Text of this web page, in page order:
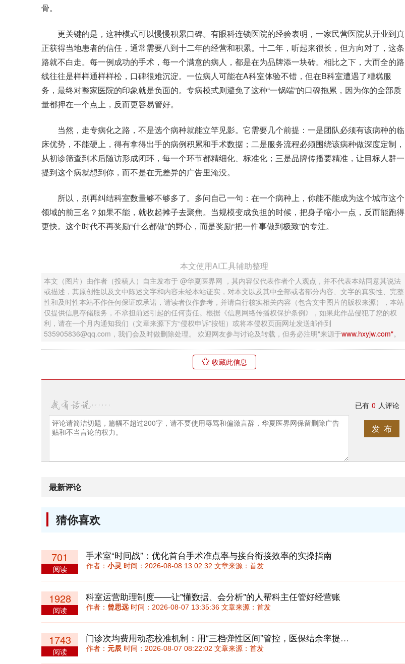
骨。
更关键的是，这种模式可以慢慢积累口碑。有眼科连锁医院的经验表明，一家民营医院从开业到真
正获得当地患者的信任，通常需要八到十二年的经营和积累。十二年，听起来很长，但方向对了，这条
路就不白走。每一例成功的手术，每一个满意的病人，都是在为品牌添一块砖。相比之下，大而全的路
线往往是样样通样样松，口碑很难沉淀。一位病人可能在A科室体验不错，但在B科室遭遇了糟糕服
务，最终对整家医院的印象就是负面的。专病模式则避免了这种“一锅端”的口碑拖累，因为你的全部质
量都押在一个点上，反而更容易管好。
当然，走专病化之路，不是选个病种就能立竿见影。它需要几个前提：一是团队必须有该病种的临
床优势，不能硬上，得有拿得出手的病例积累和手术数据；二是服务流程必须围绕该病种做深度定制，
从初诊筛查到术后随访形成闭环，每一个环节都精细化、标准化；三是品牌传播要精准，让目标人群一
提到这个病就想到你，而不是在无差异的广告里淹没。
所以，别再纠结科室数量够不够多了。多问自己一句：在一个病种上，你能不能成为这个城市这个
领域的前三名？如果不能，就收起摊子去聚焦。当规模变成负担的时候，把身子缩小一点，反而能跑得
更快。这个时代不再奖励“什么都做”的野心，而是奖励“把一件事做到极致”的专注。
本文使用AI工具辅助整理
本文（图片）由作者（投稿人）自主发布于 @华夏医界网 ，其内容仅代表作者个人观点，并不代表本站同意其说法
或描述，其原创性以及文中陈述文字和内容未经本站证实，对本文以及其中全部或者部分内容、文字的真实性、完整
性和及时性本站不作任何保证或承诺，请读者仅作参考，并请自行核实相关内容（包含文中图片的版权来源），本站
仅提供信息存储服务，不承担前述引起的任何责任。根据《信息网络传播权保护条例》，如果此作品侵犯了您的权
利，请在一个月内通知我们（文章来源下方“侵权申诉”按钮）或将本侵权页面网址发送邮件到
535905836@qq.com，我们会及时做删除处理。 欢迎网友参与讨论及转载，但务必注明"来源于www.hxyjw.com"。
收藏此信息
已有 0 人评论
发 布
最新评论
猜你喜欢
701
阅读
手术室“时间战”：优化首台手术准点率与接台衔接效率的实操指南
作者： 小灵 时间：2026-08-08 13:02:32 文章来源：首发
1928
阅读
科室运营助理制度——让"懂数据、会分析"的人帮科主任管好经营账
作者： 曾思远 时间：2026-08-07 13:35:36 文章来源：首发
1743
阅读
门诊次均费用动态校准机制：用“三档弹性区间”管控，医保结余率提升12%还不丢患者
作者： 元辰 时间：2026-08-07 08:22:02 文章来源：首发